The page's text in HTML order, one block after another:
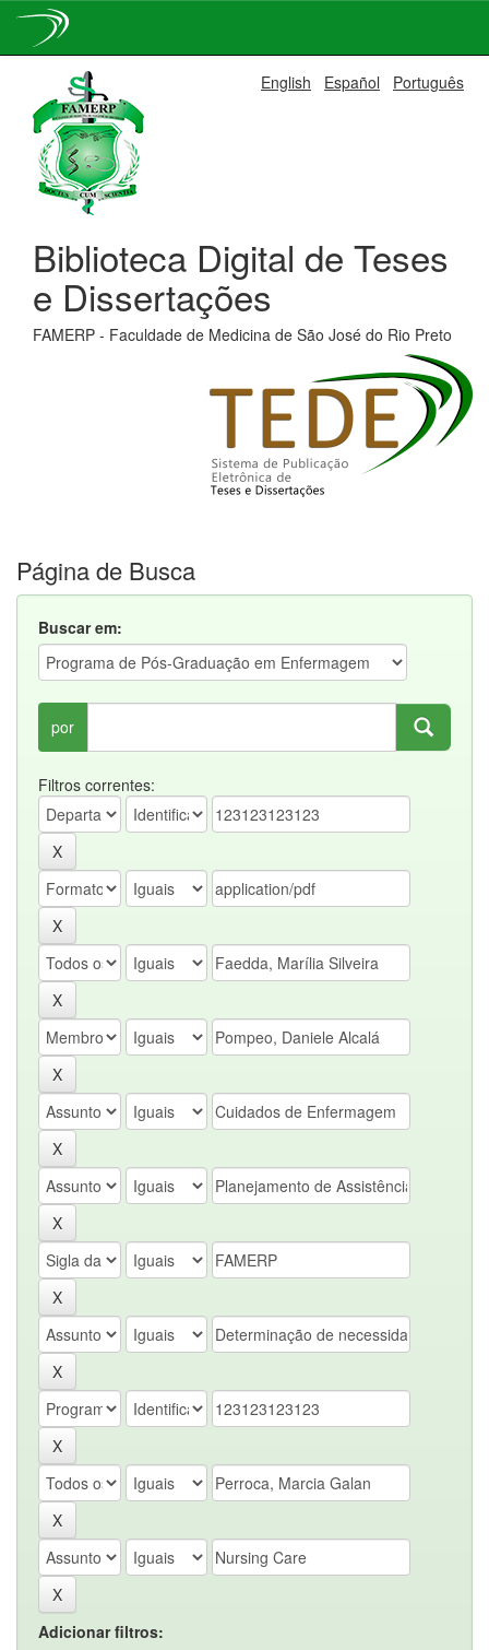
navigation
English Español Português
Biblioteca Digital de Teses
e Dissertações
FAMERP - Faculdade de Medicina de São José do Rio Preto
Página de Busca
Buscar em:
por
Filtros correntes:
Adicionar filtros: